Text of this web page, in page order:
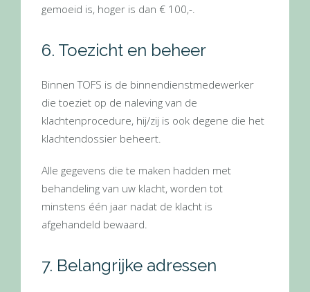
gemoeid is, hoger is dan € 100,-.
6. Toezicht en beheer
Binnen TOFS is de binnendienstmedewerker
die toeziet op de naleving van de
klachtenprocedure, hij/zij is ook degene die het
klachtendossier beheert.
Alle gegevens die te maken hadden met
behandeling van uw klacht, worden tot
minstens één jaar nadat de klacht is
afgehandeld bewaard.
7. Belangrijke adressen